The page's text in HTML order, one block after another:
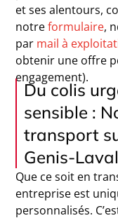
et ses alentours,
notreformulaire,
par mail à
obtenir une offre
engagement).
Du colis
sensible :
transport
Genis-
Que ce soit en
entreprise est
personnalisés.